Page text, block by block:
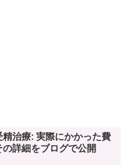
精治療: 実際にかかった費
の詳細をブログで公開